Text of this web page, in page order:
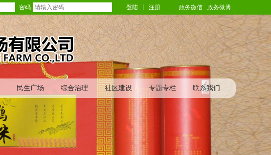
密码 登陆 注册 政务微信 政务微博
民生广场 综合治理 社区建设 专题专栏 联系我们